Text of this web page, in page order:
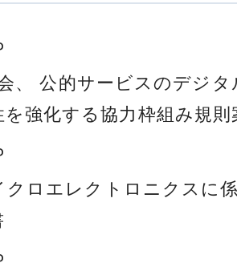
、 公的サービスのデジ
強化する協力枠組み規則
ロエレクトロニクスに